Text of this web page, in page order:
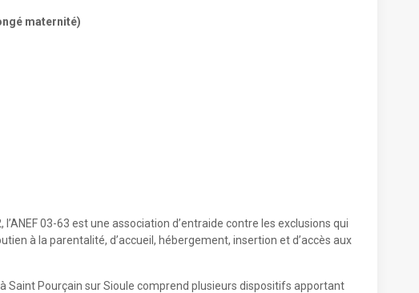
maternité)
l’ANEF 03-63 est une association d’entraide contre les exclusions qui
à la parentalité, d’accueil, hébergement, insertion et d’accès aux
Saint Pourçain sur Sioule comprend plusieurs dispositifs apportant